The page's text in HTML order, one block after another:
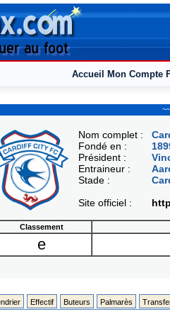
Accueil Mon Compte
Nom complet :
Fondé en :
Président :
Entraineur :
Stade :
Site officiel :
Classement
e
Effectif Buteurs Palmarès